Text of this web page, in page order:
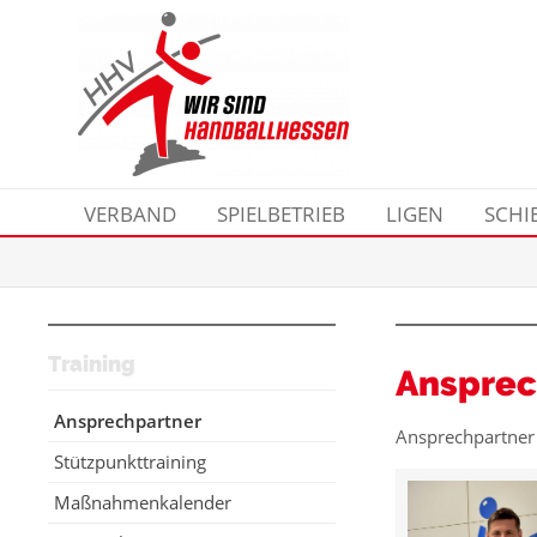
VERBAND SPIELBETRIEB LIGEN
Training
Ansprechpartner
Stützpunkttraining
Maßnahmenkalender